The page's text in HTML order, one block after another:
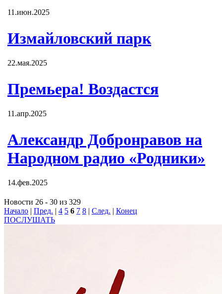
11.июн.2025
Измайловский парк
22.мая.2025
Премьера! Воздастся
11.апр.2025
Александр Добронравов на
Народном радио «Родники»
14.фев.2025
Новости 26 - 30 из 329
Начало | Пред. | 4 5 6 7 8 | След. | Конец
ПОСЛУШАТЬ